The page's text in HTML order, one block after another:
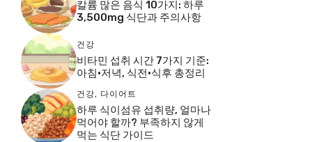
칼륨 많은 음식 10가지: 하루
3,500mg 식단과 주의사항
건강
비타민 섭취 시간 7가지 기준:
아침·저녁, 식전·식후 총정리
건강, 다이어트
하루 식이섬유 섭취량, 얼마나
먹어야 할까? 부족하지 않게
먹는 식단 가이드